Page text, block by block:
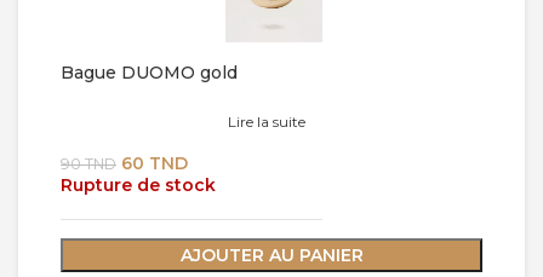
Bague DUOMO gold
Lire la suite
90TND Le
prix
90 TND.
60 TNDLe
prix
60 TND.
Rupture de stock
AJOUTER AU PANIER